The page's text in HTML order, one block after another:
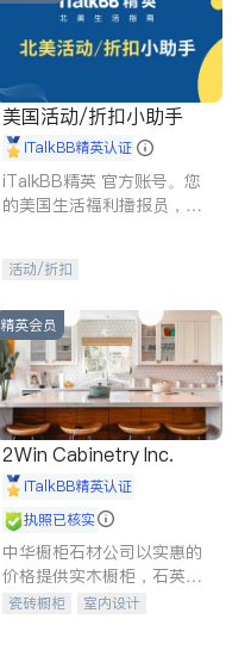
美国活动/折扣小助手
iTalkBB精英认证
iTalkBB精英 官方账号。您
的美国生活福利播报员，精
专属福利。
活动/折扣
精英会员
2Win Cabinetry Inc.
iTalkBB精英认证
执照已核实
中华橱柜石材公司以实惠的
价格提供实木橱柜，石英石
台面，多种优质不锈钢水
瓷砖橱柜
室内设计